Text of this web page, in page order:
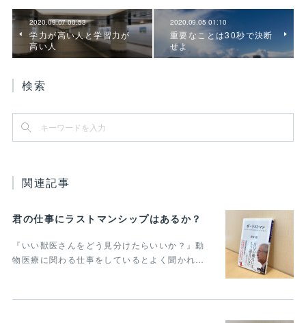
2020.09.07 00:53
学力が高い人と学習力が
高い人
2020.09.05 01:10
重要なことは30秒で決断
せよ
検索
関連記事
君の仕事にラストマンシップはあるか？
『いい獣医さんをどう見分けたらいいか？』動
物医療に関わる仕事をしているとよく聞かれ…